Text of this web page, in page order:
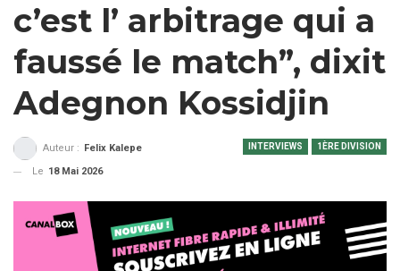
c’est l’ arbitrage qui a
faussé le match”, dixit
Adegnon Kossidjin
INTERVIEWS 1ÈRE DIVISION
Auteur :
Felix Kalepe
Le 18 Mai 2026